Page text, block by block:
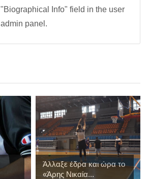
"Biographical Info" field in the user
admin panel.
Άλλαξε έδρα και ώρα το
«Άρης Νικαία...